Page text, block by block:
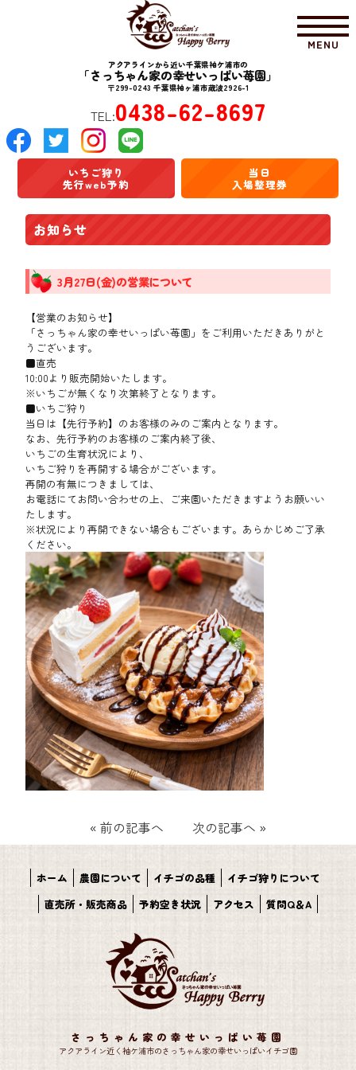
MENU
アクアラインから近い千葉県袖ケ浦市の
「さっちゃん家の幸せいっぱい苺園」
〒299-0243 千葉県袖ヶ浦市蔵波2926-1
TEL:0438-62-8697
いちご狩り
先行web予約
当日
入場整理券
お知らせ
3月27日(金)の営業について
【営業のお知らせ】
「さっちゃん家の幸せいっぱい苺園」をご利用いただきありがと
うございます。
■直売
10:00より販売開始いたします。
※いちごが無くなり次第終了となります。
■いちご狩り
当日は【先行予約】のお客様のみのご案内となります。
なお、先行予約のお客様のご案内終了後、
いちごの生育状況により、
いちご狩りを再開する場合がございます。
再開の有無につきましては、
お電話にてお問い合わせの上、ご来園いただきますようお願いい
たします。
※状況により再開できない場合もございます。あらかじめご了承
ください。
« 前の記事へ 次の記事へ »
ホーム 農園について イチゴの品種
イチゴ狩りについて
直売所・販売商品
予約空き状況 アクセス 質問Q＆A
さっちゃん家の幸せいっぱい苺園
アクアライン近く袖ケ浦市のさっちゃん家の幸せいっぱいイチゴ園